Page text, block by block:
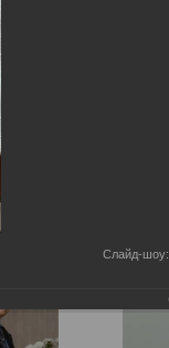
Слайд-шоу: